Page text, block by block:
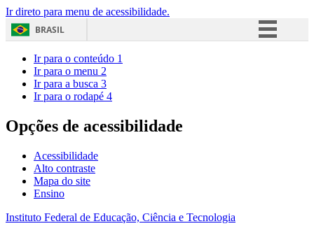
Ir direto para menu de acessibilidade.
BRASIL
Acesso à informação
Ir para o conteúdo 1
Ir para o menu 2
Ir para a busca 3
Ir para o rodapé 4
Opções de acessibilidade
Acessibilidade
Alto contraste
Mapa do site
Ensino
Instituto Federal de Educação, Ciência e Tecnologia